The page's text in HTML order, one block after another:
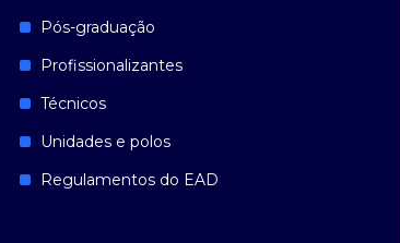
Pós-graduação
Profissionalizantes
Técnicos
Unidades e polos
Regulamentos do EAD